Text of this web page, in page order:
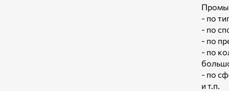
- по
- по
- по
- по
- по
и т.п.